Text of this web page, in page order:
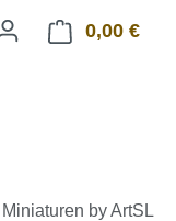
0,00 €
by ArtSL